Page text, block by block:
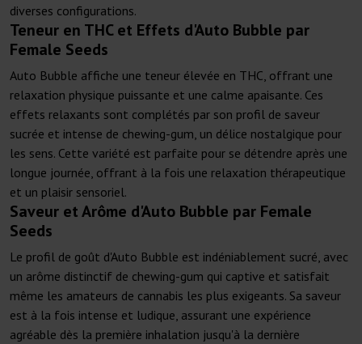
diverses configurations.
Teneur en THC et Effets d'Auto Bubble par
Female Seeds
Auto Bubble affiche une teneur élevée en THC, offrant une
relaxation physique puissante et une calme apaisante. Ces
effets relaxants sont complétés par son profil de saveur
sucrée et intense de chewing-gum, un délice nostalgique pour
les sens. Cette variété est parfaite pour se détendre après une
longue journée, offrant à la fois une relaxation thérapeutique
et un plaisir sensoriel.
Saveur et Arôme d'Auto Bubble par Female
Seeds
Le profil de goût d'Auto Bubble est indéniablement sucré, avec
un arôme distinctif de chewing-gum qui captive et satisfait
même les amateurs de cannabis les plus exigeants. Sa saveur
est à la fois intense et ludique, assurant une expérience
agréable dès la première inhalation jusqu'à la dernière